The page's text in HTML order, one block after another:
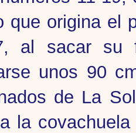
que origina el
al sacar su
unos 90
de La
la